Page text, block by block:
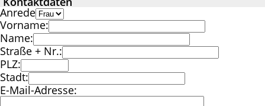
Anrede
Vorname:
Name:
Straße + Nr.:
PLZ:
Stadt:
E-Mail-Adresse: